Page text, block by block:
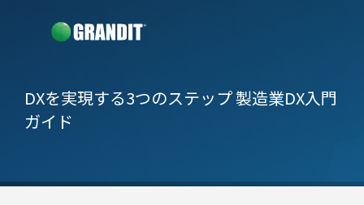
DXを実現する3つのステップ 製造業DX入門
ガイド